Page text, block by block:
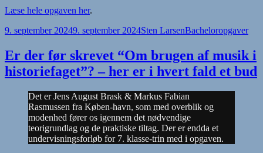
Læse hele opgaven her.
Udgivet
9. september 20249. september 2024Forfatter
Sten LarsenKategorier
Bacheloropgaver
Er der før skrevet “Om brugen af musik i
historiefaget”? – her er i hvert fald et bud
Det er Jens August Brask & Markus Fabian
Rasmussen fra Køben-havn, som med overblik og
modenhed fører os igennem det nødvendige
teorigrundlag og de praktiske tiltag. Der er endda et
undervisningsforløb for 7. klasse-trin med i opgaven.